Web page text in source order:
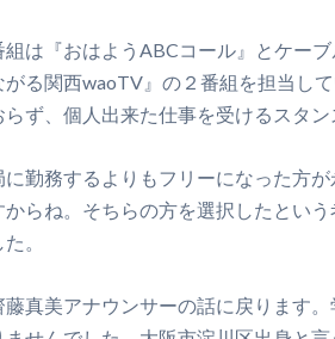
は『おはようABCコール』とケー
がる関西waoTV』の２番組を担当し
らず、個人出来た仕事を受けるスタン
に勤務するよりもフリーになった方
からね。そちらの方を選択したとい
。
藤真美アナウンサーの話に戻ります